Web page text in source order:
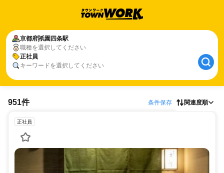
京都府祇園四条駅
職種を選択してください
正社員
キーワードを選択してください
951件 条件保存 関連度順
正社員